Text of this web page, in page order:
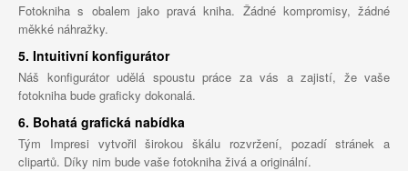
Fotokniha s obalem jako pravá kniha. Žádné kompromisy, žádné
měkké náhražky.
5. Intuitivní konfigurátor
Náš konfigurátor udělá spoustu práce za vás a zajistí, že vaše
fotokniha bude graficky dokonalá.
6. Bohatá grafická nabídka
Tým Impresi vytvořil širokou škálu rozvržení, pozadí stránek a
clipartů. Díky nim bude vaše fotokniha živá a originální.